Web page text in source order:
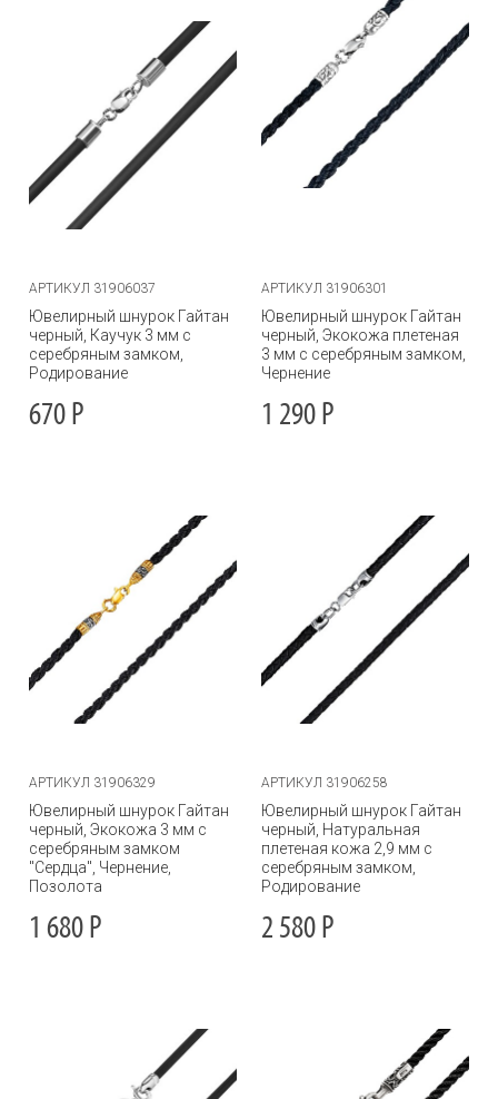
АРТИКУЛ 31906037
Ювелирный шнурок Гайтан
черный, Каучук 3 мм с
серебряным замком,
Родирование
670 Р
АРТИКУЛ 31906301
Ювелирный шнурок Гайтан
черный, Экокожа плетеная
3 мм с серебряным замком,
Чернение
1 290 Р
АРТИКУЛ 31906329
Ювелирный шнурок Гайтан
черный, Экокожа 3 мм с
серебряным замком
"Сердца", Чернение,
Позолота
1 680 Р
АРТИКУЛ 31906258
Ювелирный шнурок Гайтан
черный, Натуральная
плетеная кожа 2,9 мм с
серебряным замком,
Родирование
2 580 Р